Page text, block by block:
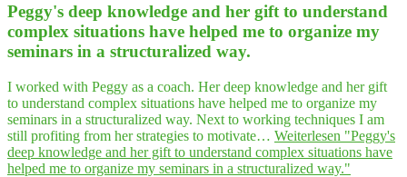
Peggy's deep know­ledge and her gift to under­stand
com­plex situa­tions have hel­ped me to orga­ni­ze my
semi­nars in a struc­tu­ra­li­zed way.
I worked with Peggy as a coach. Her deep knowledge and her gift
to understand complex situations have helped me to organize my
seminars in a structuralized way. Next to working techniques I am
still profiting from her strategies to motivate… Weiterlesen "Peggy's
deep know­ledge and her gift to under­stand com­plex situa­tions have
hel­ped me to orga­ni­ze my semi­nars in a struc­tu­ra­li­zed way."